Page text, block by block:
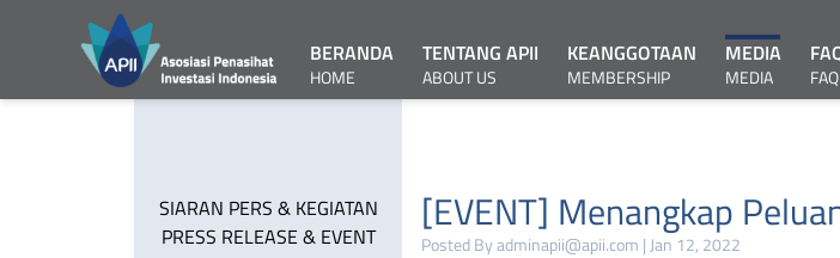
BERANDA
HOME
TENTANG APII
ABOUT US
KEANGGOTAAN
MEMBERSHIP
MEDIA
MEDIA FAQ
SIARAN PERS & KEGIATAN
PRESS RELEASE & EVENT
[EVENT] Menangkap
Posted By adminapii@apii.com | Jan 12, 2022